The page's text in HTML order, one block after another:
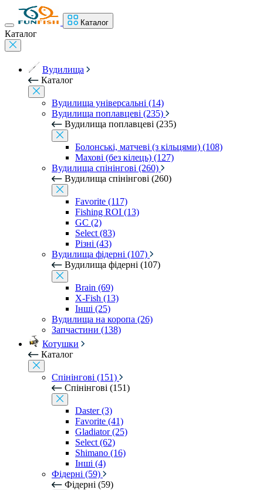
Каталог
Каталог
Вудилища
Каталог
Вудилища універсальні (14)
Вудилища поплавцеві (235)
Вудилища поплавцеві (235)
Болонські, матчеві (з кільцями) (108)
Махові (без кілець) (127)
Вудилища спінінгові (260)
Вудилища спінінгові (260)
Favorite (117)
Fishing ROI (13)
GC (2)
Select (83)
Різні (43)
Вудилища фідерні (107)
Вудилища фідерні (107)
Brain (69)
X-Fish (13)
Інші (25)
Вудилища на коропа (26)
Запчастини (138)
Котушки
Каталог
Спінінгові (151)
Спінінгові (151)
Daster (3)
Favorite (41)
Gladiator (25)
Select (62)
Shimano (16)
Інші (4)
Фідерні (59)
Фідерні (59)